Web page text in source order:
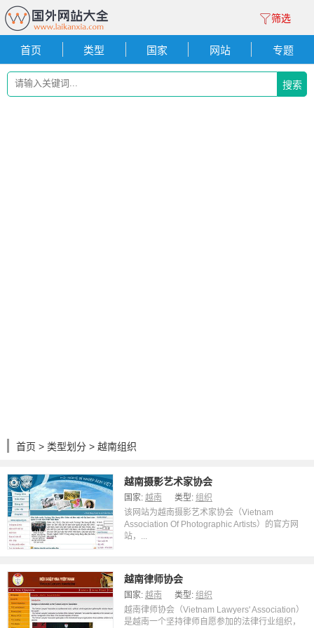
筛选
首页 类型 国家 网站 专题
搜索
首页 > 类型划分 > 越南组织
越南摄影艺术家协会
国家: 越南 类型: 组织
该网站为越南摄影艺术家协会（Vietnam
Association Of Photographic Artists）的官方网
站，...
越南律师协会
国家: 越南 类型: 组织
越南律师协会（Vietnam Lawyers' Association）
是越南一个坚持律师自愿参加的法律行业组织，